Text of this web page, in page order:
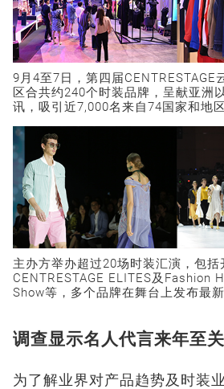
9月4至7日，第四届CENTRESTAGE
区合共约240个时装品牌，呈献亚洲
讯，吸引近7,000名来自74国家和地
主办方举办超过20场时装汇演，包括
CENTRESTAGE ELITES及Fashion
Show等，多个品牌在舞台上发布最新
调查显示名人代言来年至
为了解业界对产品趋势及时装